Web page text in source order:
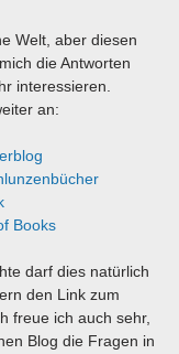
Welt, aber diesen
die Antworten
interessieren.
an:
Books
darf dies natürlich
den Link zum
freue ich auch sehr,
Blog die Fragen in